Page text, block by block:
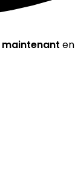
maintenant